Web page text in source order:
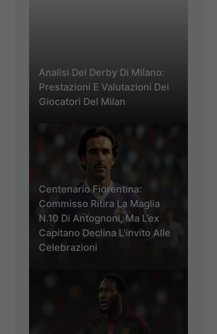
Analisi Del Derby Di Milano:
Prestazioni E Valutazioni Dei
Giocatori Del Milan
Centenario Fiorentina:
Commisso Ritira La Maglia
N.10 Di Antognoni, Ma L’ex
Capitano Declina L’invito Alle
Celebrazioni